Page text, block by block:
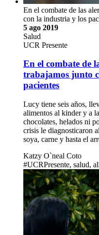
En el combate de las
con la industria y los
5 ago 2019
Salud
UCR Presente
En el combate de
trabajamos junto
pacientes
Lucy tiene seis años,
alimentos al kinder y a
chocolates, helados ni
crisis le diagnosticaron
soya, carne y hasta el
Katzy O`neal Coto
#UCRPresente, salud,